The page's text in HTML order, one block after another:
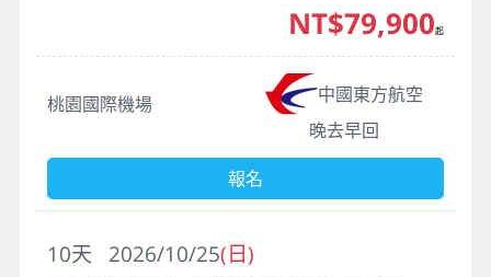
桃園國際機場
中國東方航空
晚去早回
NT$79,900起
報名
2026/10/25(日)
10天